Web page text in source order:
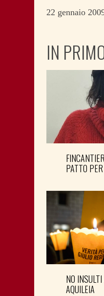
22 gennaio
IN
PATTO
NO
AQUILEIA